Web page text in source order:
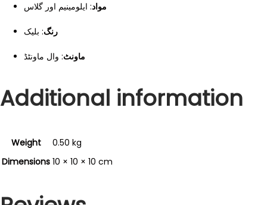
مواد: ایلومینیم اور گلاس
رنگ: بلیک
ماونٹ: وال ماونٹڈ
Additional information
Weight
0.50 kg
Dimensions 10 × 10 × 10 cm